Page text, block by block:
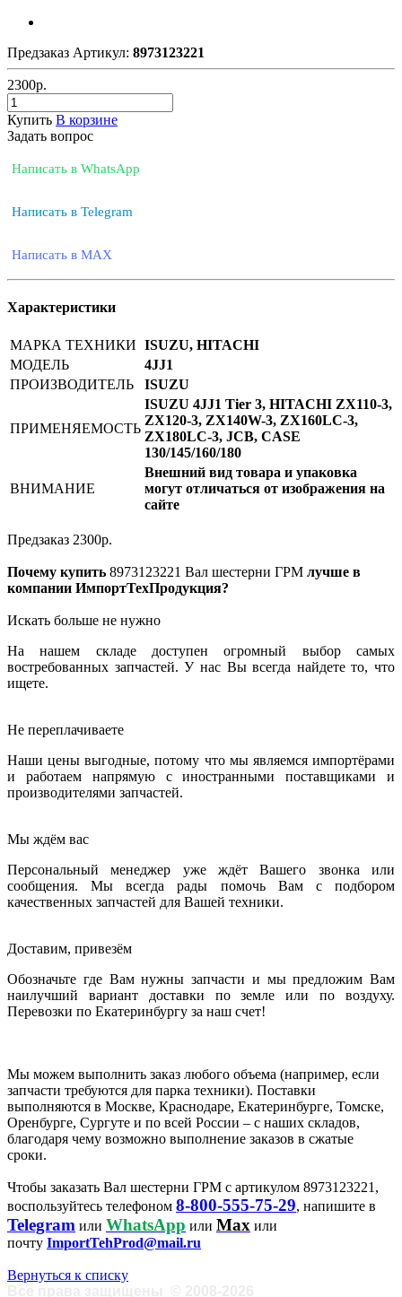
Предзаказ Артикул: 8973123221
2300р.
Купить В корзине
Задать вопрос
Написать в WhatsApp
Написать в Telegram
Написать в MAX
Характеристики
МАРКА ТЕХНИКИ ISUZU, HITACHI
МОДЕЛЬ
4JJ1
ПРОИЗВОДИТЕЛЬ
ISUZU
ПРИМЕНЯЕМОСТЬ
ISUZU 4JJ1 Tier 3, HITACHI ZX110-3,
ZX120-3, ZX140W-3, ZX160LC-3,
ZX180LC-3, JCB, CASE
130/145/160/180
ВНИМАНИЕ
Внешний вид товара и упаковка
могут отличаться от изображения на
сайте
Предзаказ 2300р.
Почему купить 8973123221 Вал шестерни ГРМ лучше в
компании ИмпортТехПродукция?
Искать больше не нужно
На нашем складе доступен огромный выбор самых
востребованных запчастей. У нас Вы всегда найдете то, что
ищете.
Не переплачиваете
Наши цены выгодные, потому что мы являемся импортёрами
и работаем напрямую с иностранными поставщиками и
производителями запчастей.
Мы ждём вас
Персональный менеджер уже ждёт Вашего звонка или
сообщения. Мы всегда рады помочь Вам с подбором
качественных запчастей для Вашей техники.
Доставим, привезём
Обозначьте где Вам нужны запчасти и мы предложим Вам
наилучший вариант доставки по земле или по воздуху.
Перевозки по Екатеринбургу за наш счет!
Мы можем выполнить заказ любого объема (например, если
запчасти требуются для парка техники). Поставки
выполняются в Москве, Краснодаре, Екатеринбурге, Томске,
Оренбурге, Сургуте и по всей России – с наших складов,
благодаря чему возможно выполнение заказов в сжатые
сроки.
Чтобы заказать Вал шестерни ГРМ с артикулом 8973123221,
воспользуйтесь телефоном 8-800-555-75-29, напишите в
Telegram или WhatsApp или Max или
почту ImportTehProd@mail.ru
Вернуться к списку